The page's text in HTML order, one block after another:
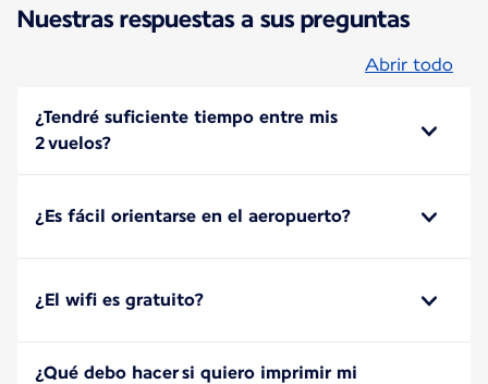
Nuestras respuestas a sus preguntas
Abrir todo
¿Tendré suficiente tiempo entre mis
2 vuelos?
¿Es fácil orientarse en el aeropuerto?
¿El wifi es gratuito?
¿Qué debo hacer si quiero imprimir mi